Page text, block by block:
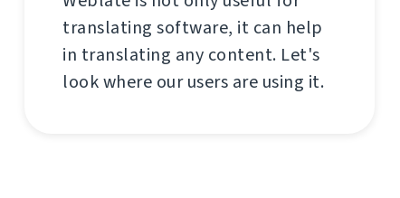
translating software, it can help
in translating any content. Let's
look where our users are using it.